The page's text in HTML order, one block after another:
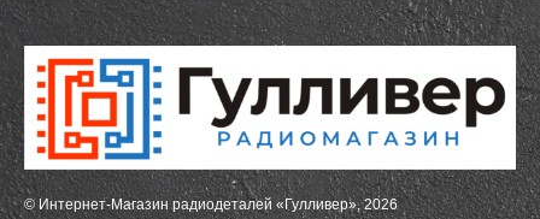
© Интернет-Магазин радиодеталей «Гулливер», 2026